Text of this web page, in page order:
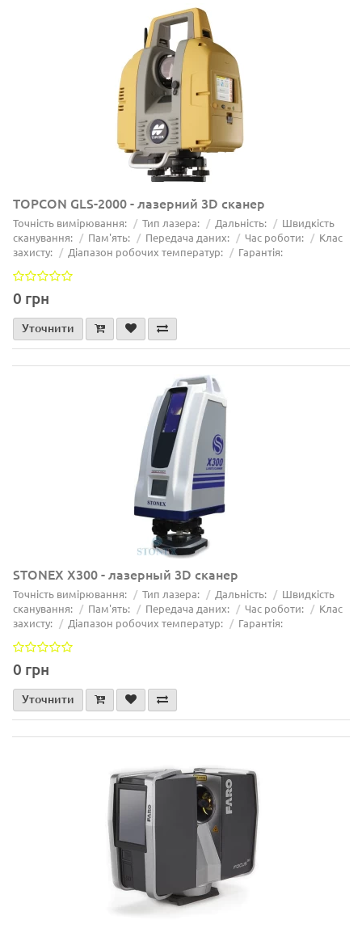
TOPCON GLS-2000 - лазерний 3D сканер
Точність вимірювання: Тип лазера: Дальність:
Швидкість
сканування:
Пам'ять: Передача даних: Час роботи:
Клас
захисту:
Діапазон робочих температур: Гарантія:
0 грн
Уточнити
STONEX X300 - лазерный 3D сканер
Точність вимірювання: Тип лазера: Дальність:
Швидкість
сканування:
Пам'ять: Передача даних: Час роботи:
Клас
захисту:
Діапазон робочих температур: Гарантія:
0 грн
Уточнити